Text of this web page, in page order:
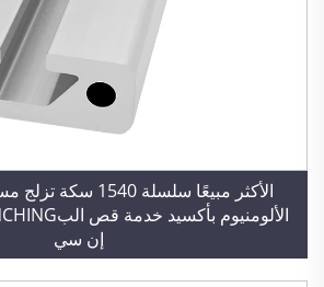
الأكثر مبيعًا سلسلة
إن سي